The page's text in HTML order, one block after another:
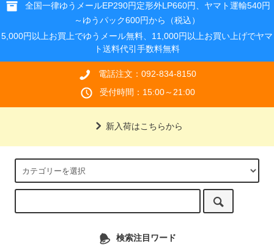
全国一律ゆうメールEP290円定形外LP660円、ヤマト運輸540円
～ゆうパック600円から（税込）
5,000円以上お買上でゆうメール無料、11,000円以上お買い上げでヤマ
ト送料代引手数料無料
電話注文：092-834-8150
受付時間：15:00～21:00
新入荷はこちらから
検索注目ワード